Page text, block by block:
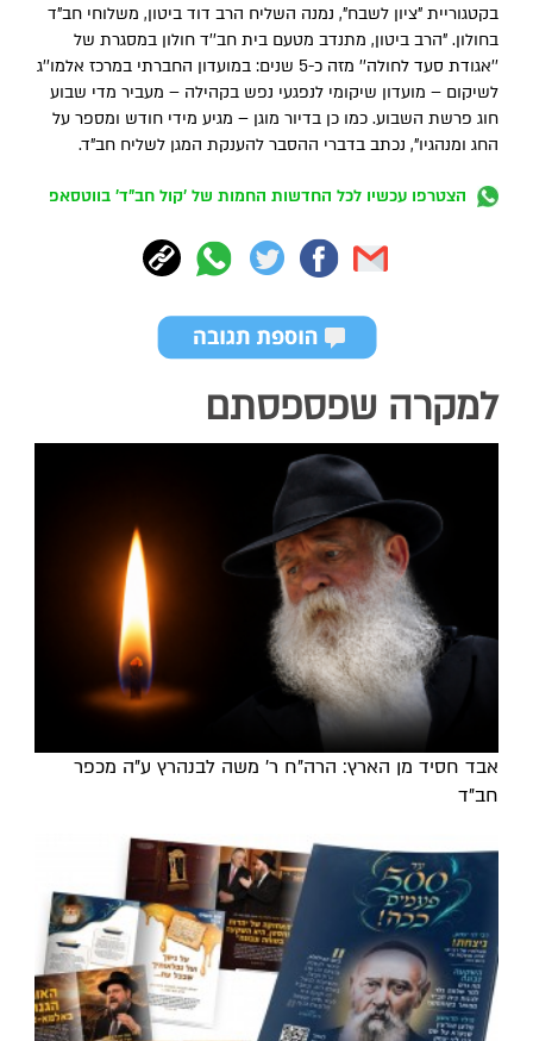
בקטגוריית "ציון לשבח", נמנה השליח הרב דוד ביטון, משלוחי חב"ד
בחולון. "הרב ביטון, מתנדב מטעם בית חב''ד חולון במסגרת של
''אגודת סעד לחולה'' מזה כ-5 שנים: במועדון החברתי במרכז אלמו''ג
לשיקום – מועדון שיקומי לנפגעי נפש בקהילה – מעביר מדי שבוע
חוג פרשת השבוע. כמו כן בדיור מוגן – מגיע מידי חודש ומספר על
החג ומנהגיו", נכתב בדברי ההסבר להענקת המגן לשליח חב"ד.
הצטרפו עכשיו לכל החדשות החמות של 'קול חב"ד' בווטסאפ
למקרה שפספסתם
אבד חסיד מן הארץ: הרה"ח ר' משה לבנהרץ ע"ה מכפר
חב"ד